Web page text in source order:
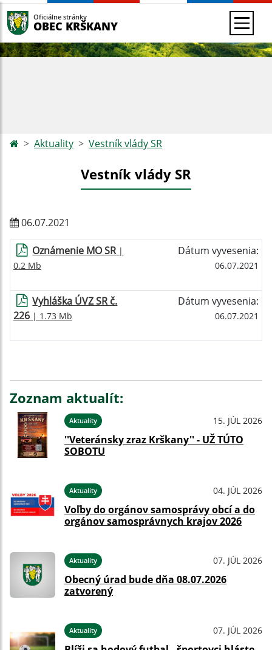
Oficiálne stránky
OBEC KRŠKANY
Aktuality Vestník vlády SR
Vestník vlády SR
06.07.2021
Oznámenie MO SR|
0.2 Mb
Dátum vyvesenia:
06.07.2021
Vyhláška ÚVZ SR č.
226 | 1.73 Mb
Dátum vyvesenia:
06.07.2021
Zoznam aktualít:
Aktuality 15. JÚL 2026
''Veteránsky zraz Krškany'' - UŽ TÚTO
SOBOTU
Aktuality 04. JÚL 2026
Voľby do orgánov samosprávy obcí a do
orgánov samosprávnych krajov 2026
Aktuality 07. JÚL 2026
Obecný úrad bude dňa 08.07.2026
zatvorený
Aktuality 07. JÚL 2026